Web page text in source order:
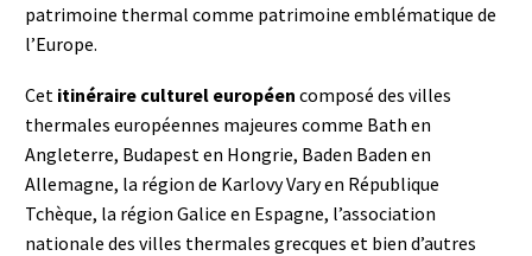
patrimoine thermal comme patrimoine emblématique de
l’Europe.
Cet itinéraire culturel européen composé des villes
thermales européennes majeures comme Bath en
Angleterre, Budapest en Hongrie, Baden Baden en
Allemagne, la région de Karlovy Vary en République
Tchèque, la région Galice en Espagne, l’association
nationale des villes thermales grecques et bien d’autres